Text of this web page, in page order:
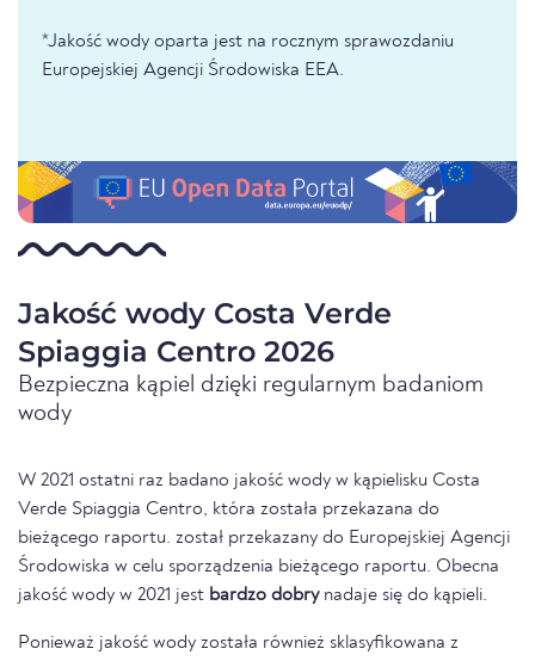
*Jakość wody oparta jest na rocznym sprawozdaniu
Europejskiej Agencji Środowiska EEA.
Jakość wody Costa Verde
Spiaggia Centro 2026
Bezpieczna kąpiel dzięki regularnym badaniom
wody
W 2021 ostatni raz badano jakość wody w kąpielisku Costa
Verde Spiaggia Centro, która została przekazana do
bieżącego raportu. został przekazany do Europejskiej Agencji
Środowiska w celu sporządzenia bieżącego raportu. Obecna
jakość wody w 2021 jest bardzo dobrynadaje się do kąpieli.
Ponieważ jakość wody została również sklasyfikowana z